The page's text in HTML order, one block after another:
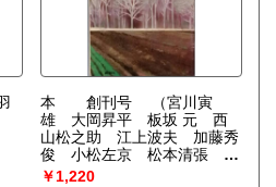
本 創刊号
（宮川寅
雄 大岡昇平 板坂 元 西
山松之助 江上波夫 加藤秀
俊 小松左京 松本清張 都
築卓司 外山滋比古 林屋
￥1,220